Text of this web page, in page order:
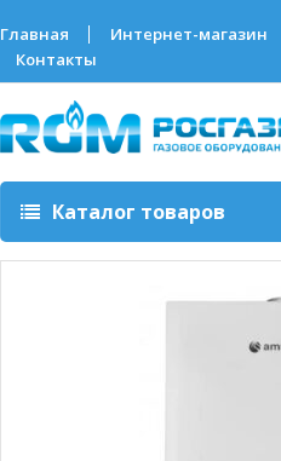
Главная Интернет-магазин
Контакты
Каталог товаров